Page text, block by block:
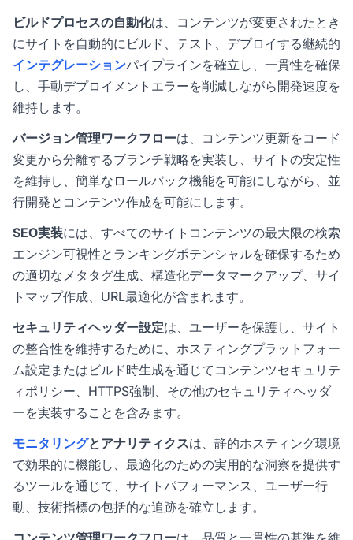
ビルドプロセスの自動化は、コンテンツが変更されたとき
にサイトを自動的にビルド、テスト、デプロイする継続的
インテグレーションパイプラインを確立し、一貫性を確保
し、手動デプロイメントエラーを削減しながら開発速度を
維持します。
バージョン管理ワークフローは、コンテンツ更新をコード
変更から分離するブランチ戦略を実装し、サイトの安定性
を維持し、簡単なロールバック機能を可能にしながら、並
行開発とコンテンツ作成を可能にします。
SEO実装には、すべてのサイトコンテンツの最大限の検索
エンジン可視性とランキングポテンシャルを確保するため
の適切なメタタグ生成、構造化データマークアップ、サイ
トマップ作成、URL最適化が含まれます。
セキュリティヘッダー設定は、ユーザーを保護し、サイト
の整合性を維持するために、ホスティングプラットフォー
ム設定またはビルド時生成を通じてコンテンツセキュリテ
ィポリシー、HTTPS強制、その他のセキュリティヘッダ
ーを実装することを含みます。
モニタリングとアナリティクスは、静的ホスティング環境
で効果的に機能し、最適化のための実用的な洞察を提供す
るツールを通じて、サイトパフォーマンス、ユーザー行
動、技術指標の包括的な追跡を確立します。